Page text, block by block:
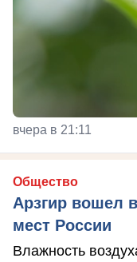
вчера в 21:11
Общество
Арзгир вошел
мест России
Влажность